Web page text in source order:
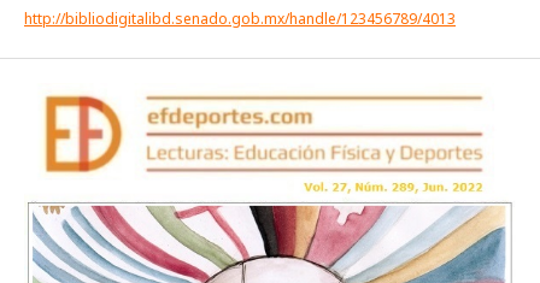
http://bibliodigitalibd.senado.gob.mx/handle/123456789/4013